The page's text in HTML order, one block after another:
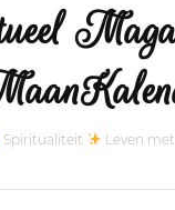
Spiritualiteit Leven